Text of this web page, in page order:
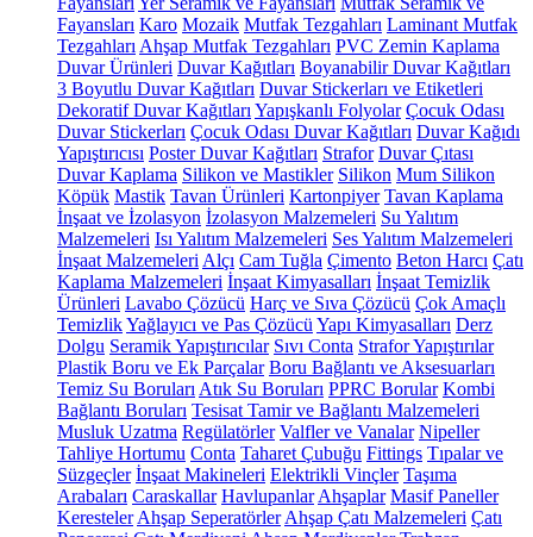
Fayansları Karo Mozaik Mutfak Tezgahları Laminant Mutfak
Tezgahları Ahşap Mutfak Tezgahları PVC Zemin Kaplama
Duvar Ürünleri Duvar Kağıtları Boyanabilir Duvar Kağıtları
3 Boyutlu Duvar Kağıtları Duvar Stickerları ve Etiketleri
Dekoratif Duvar Kağıtları Yapışkanlı Folyolar Çocuk Odası
Duvar Stickerları Çocuk Odası Duvar Kağıtları Duvar Kağıdı
Yapıştırıcısı Poster Duvar Kağıtları Strafor Duvar Çıtası
Duvar Kaplama Silikon ve Mastikler Silikon Mum Silikon
Köpük Mastik Tavan Ürünleri Kartonpiyer Tavan Kaplama
İnşaat ve İzolasyon İzolasyon Malzemeleri Su Yalıtım
Malzemeleri Isı Yalıtım Malzemeleri Ses Yalıtım Malzemeleri
İnşaat Malzemeleri Alçı Cam Tuğla Çimento Beton Harcı Çatı
Kaplama Malzemeleri İnşaat Kimyasalları İnşaat Temizlik
Ürünleri Lavabo Çözücü Harç ve Sıva Çözücü Çok Amaçlı
TemizlikYağlayıcı ve Pas Çözücü Yapı Kimyasalları Derz
Dolgu Seramik Yapıştırıcılar Sıvı Conta Strafor Yapıştırılar
Plastik Boru ve Ek Parçalar Boru Bağlantı ve Aksesuarları
Temiz Su Boruları Atık Su Boruları PPRC Borular Kombi
Bağlantı Boruları Tesisat Tamir ve Bağlantı Malzemeleri
Musluk Uzatma Regülatörler Valfler ve Vanalar Nipeller
Tahliye Hortumu Conta Taharet Çubuğu Fittings Tıpalar ve
Süzgeçler İnşaat Makineleri Elektrikli Vinçler Taşıma
Arabaları Caraskallar Havlupanlar Ahşaplar Masif Paneller
Keresteler Ahşap Seperatörler Ahşap Çatı Malzemeleri Çatı